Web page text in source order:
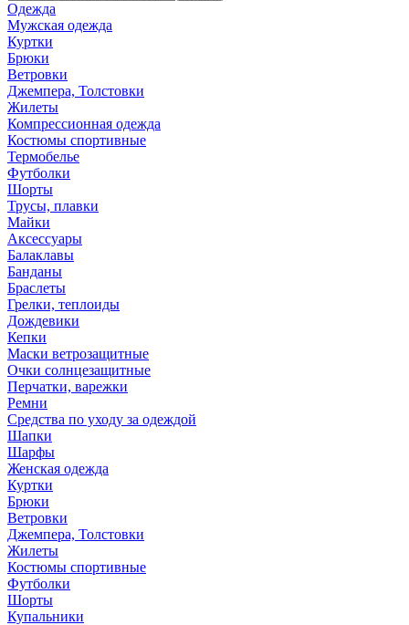
Одежда
Мужская одежда
Куртки
Брюки
Ветровки
Джемпера, Толстовки
Жилеты
Компрессионная одежда
Костюмы спортивные
Термобелье
Футболки
Шорты
Трусы, плавки
Майки
Аксессуары
Балаклавы
Банданы
Браслеты
Грелки, теплоиды
Дождевики
Кепки
Маски ветрозащитные
Очки солнцезащитные
Перчатки, варежки
Ремни
Средства по уходу за одеждой
Шапки
Шарфы
Женская одежда
Куртки
Брюки
Ветровки
Джемпера, Толстовки
Жилеты
Костюмы спортивные
Футболки
Шорты
Купальники